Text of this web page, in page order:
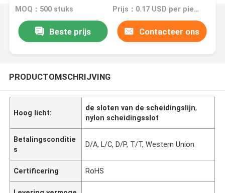
MOQ：500 stuks Prijs：0.17 USD per piece
Beste prijs Contacteer ons
PRODUCTOMSCHRIJVING
Hoog licht:
de sloten van de scheidingslijn,
nylon scheidingsslot
Betalingsconditie
s
D/A, L/C, D/P, T/T, Western Union
Certificering RoHS